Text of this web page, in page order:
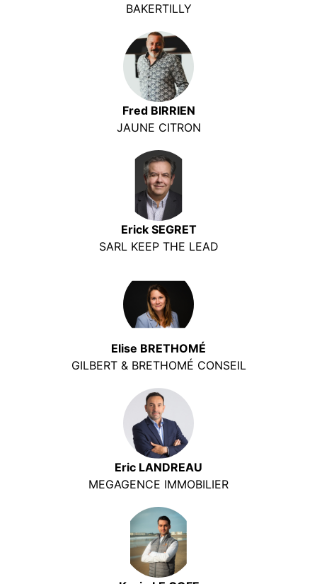
BAKERTILLY
Fred BIRRIEN
JAUNE CITRON
Erick SEGRET
SARL KEEP THE LEAD
Elise BRETHOMÉ
GILBERT & BRETHOMÉ CONSEIL
Eric LANDREAU
MEGAGENCE IMMOBILIER